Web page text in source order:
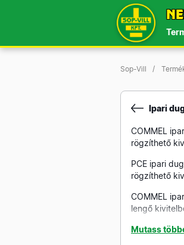
Sop-Vill
Ipari
COMMEL
rögzíthető
PCE ipari
rögzíthető
COMMEL
lengő
PCE ipari
Mutass